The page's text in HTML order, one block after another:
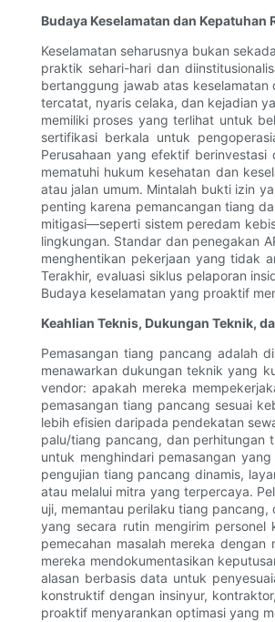
Budaya Keselamatan dan Kepatuhan
Keselamatan seharusnya bukan
praktik sehari-hari dan
bertanggung jawab atas
tercatat, nyaris celaka, dan kejadian
memiliki proses yang terlihat untuk
sertifikasi berkala untuk
Perusahaan yang efektif
mematuhi hukum kesehatan dan
atau jalan umum. Mintalah bukti izin
penting karena pemancangan tiang
mitigasi—seperti sistem peredam
lingkungan. Standar dan penegakan
menghentikan pekerjaan yang tidak
Terakhir, evaluasi siklus pelaporan
Budaya keselamatan yang proaktif
Keahlian Teknis, Dukungan Teknik,
Pemasangan tiang pancang adalah
menawarkan dukungan teknik yang
vendor: apakah mereka
pemasangan tiang pancang sesuai
lebih efisien daripada pendekatan
palu/tiang pancang, dan perhitungan
untuk menghindari pemasangan
pengujian tiang pancang dinamis,
atau melalui mitra yang terpercaya.
uji, memantau perilaku tiang
yang secara rutin mengirim
pemecahan masalah mereka
mereka mendokumentasikan
alasan berbasis data untuk
konstruktif dengan insinyur,
proaktif menyarankan optimasi yang